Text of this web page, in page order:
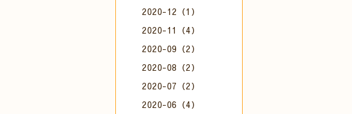
2020-12（1）
2020-11（4）
2020-09（2）
2020-08（2）
2020-07（2）
2020-06（4）